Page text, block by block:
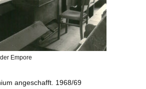
Empore
angeschafft. 1968/69